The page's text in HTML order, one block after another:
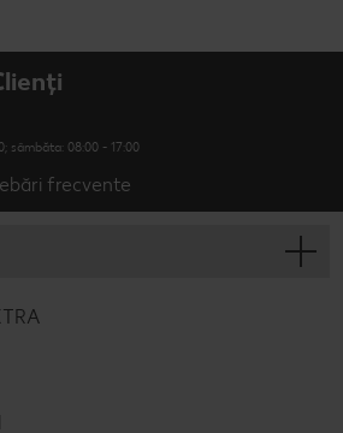
sâmbăta: 08:00 - 17:00
frecvente